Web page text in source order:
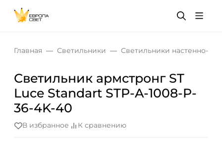
Главная Светильники Светильники настенно-
Светильник армстронг ST
Luce Standart STP-A-1008-P-
36-4K-40
В избранное К сравнению